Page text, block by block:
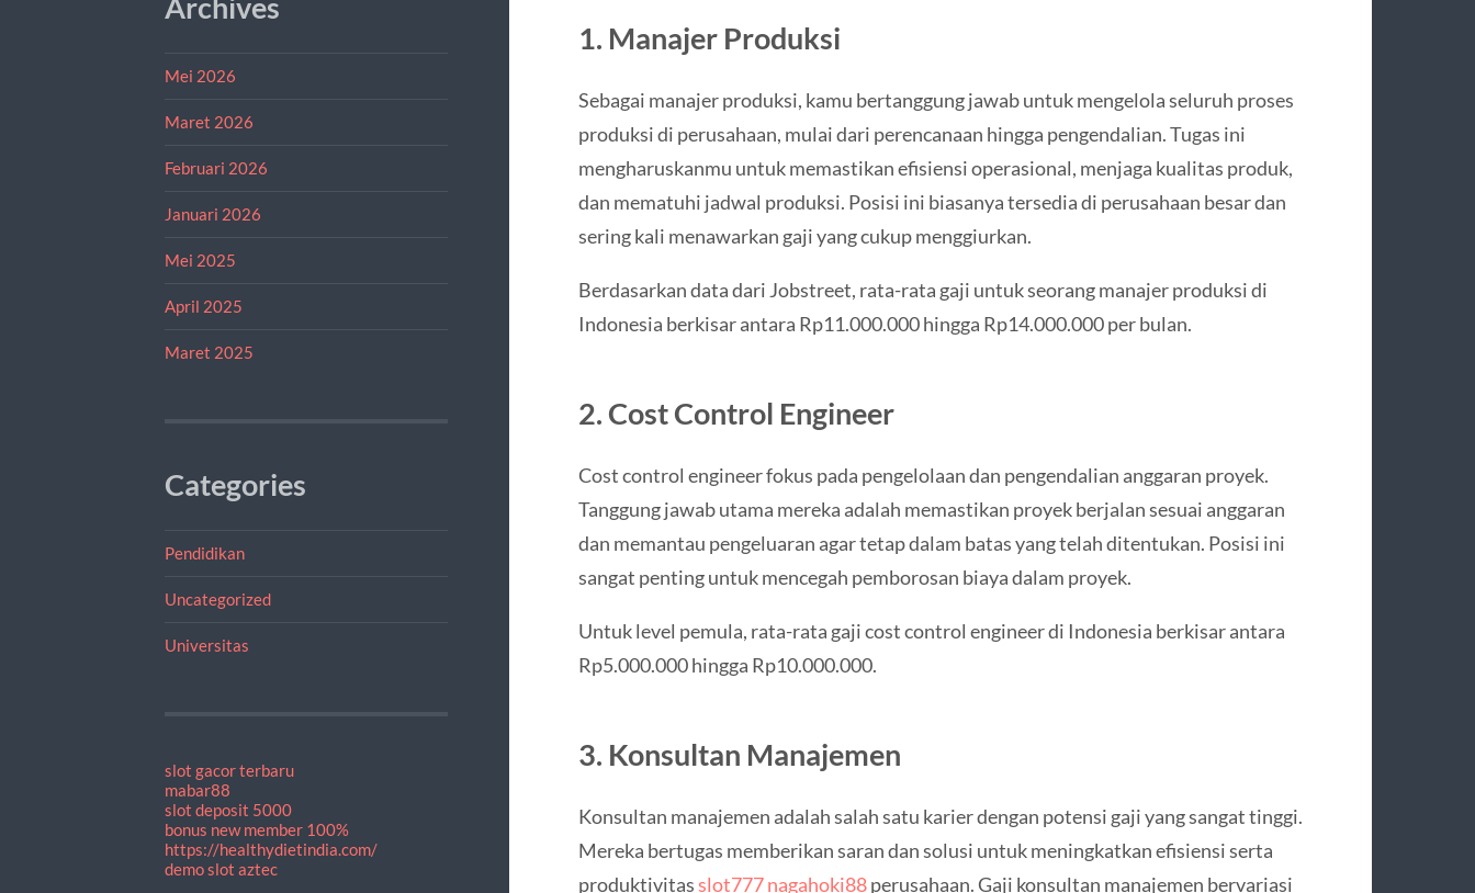
Archives
Mei 2026
Maret 2026
Februari 2026
Januari 2026
Mei 2025
April 2025
Maret 2025
Categories
Pendidikan
Uncategorized
Universitas
slot gacor terbaru
mabar88
slot deposit 5000
bonus new member 100%
https://healthydietindia.com/
demo slot aztec
1. Manajer Produksi
Sebagai manajer produksi, kamu bertanggung jawab untuk mengelola seluruh proses
produksi di perusahaan, mulai dari perencanaan hingga pengendalian. Tugas ini
mengharuskanmu untuk memastikan efisiensi operasional, menjaga kualitas produk,
dan mematuhi jadwal produksi. Posisi ini biasanya tersedia di perusahaan besar dan
sering kali menawarkan gaji yang cukup menggiurkan.
Berdasarkan data dari Jobstreet, rata-rata gaji untuk seorang manajer produksi di
Indonesia berkisar antara Rp11.000.000 hingga Rp14.000.000 per bulan.
2. Cost Control Engineer
Cost control engineer fokus pada pengelolaan dan pengendalian anggaran proyek.
Tanggung jawab utama mereka adalah memastikan proyek berjalan sesuai anggaran
dan memantau pengeluaran agar tetap dalam batas yang telah ditentukan. Posisi ini
sangat penting untuk mencegah pemborosan biaya dalam proyek.
Untuk level pemula, rata-rata gaji cost control engineer di Indonesia berkisar antara
Rp5.000.000 hingga Rp10.000.000.
3. Konsultan Manajemen
Konsultan manajemen adalah salah satu karier dengan potensi gaji yang sangat tinggi.
Mereka bertugas memberikan saran dan solusi untuk meningkatkan efisiensi serta
produktivitasslot777 nagahoki88perusahaan. Gaji konsultan manajemen bervariasi